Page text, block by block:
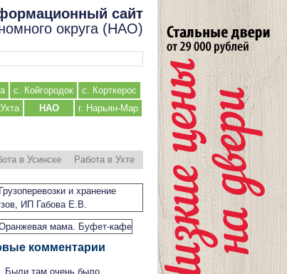
сайт
округа (НАО)
с. Койгородок
с. Корткерос
Ухта НАО г. Нарьян-Мар
в Усинске Работа в Ухте
комментарии
Были там очень было